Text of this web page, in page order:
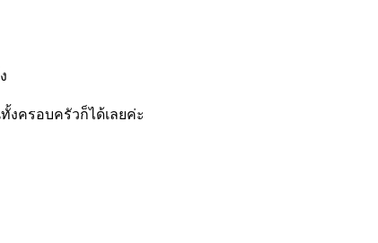
งครอบครัวก็ได้เลยค่ะ